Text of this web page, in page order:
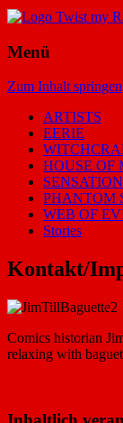
Menü
Zum Inhalt springen
ARTISTS
EERIE
HOUSE OF
PHANTOM
WEB OF
Stories
Kontakt/
Comics historian
relaxing with